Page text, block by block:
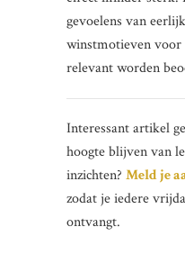
gevoelens van
winstmotieven voor
relevant worden
Interessant artikel
hoogte blijven van
inzichten? Meld je
zodat je iedere
ontvangt.